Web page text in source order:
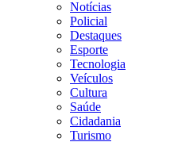
Notícias
Policial
Destaques
Esporte
Tecnologia
Veículos
Cultura
Saúde
Cidadania
Turismo